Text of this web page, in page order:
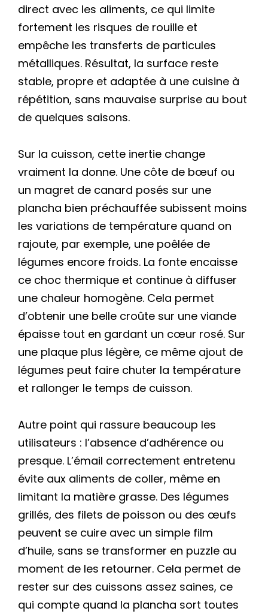
direct avec les aliments, ce qui limite
fortement les risques de rouille et
empêche les transferts de particules
métalliques. Résultat, la surface reste
stable, propre et adaptée à une cuisine à
répétition, sans mauvaise surprise au bout
de quelques saisons.
Sur la cuisson, cette inertie change
vraiment la donne. Une côte de bœuf ou
un magret de canard posés sur une
plancha bien préchauffée subissent moins
les variations de température quand on
rajoute, par exemple, une poêlée de
légumes encore froids. La fonte encaisse
ce choc thermique et continue à diffuser
une chaleur homogène. Cela permet
d’obtenir une belle croûte sur une viande
épaisse tout en gardant un cœur rosé. Sur
une plaque plus légère, ce même ajout de
légumes peut faire chuter la température
et rallonger le temps de cuisson.
Autre point qui rassure beaucoup les
utilisateurs : l’absence d’adhérence ou
presque. L’émail correctement entretenu
évite aux aliments de coller, même en
limitant la matière grasse. Des légumes
grillés, des filets de poisson ou des œufs
peuvent se cuire avec un simple film
d’huile, sans se transformer en puzzle au
moment de les retourner. Cela permet de
rester sur des cuissons assez saines, ce
qui compte quand la plancha sort toutes